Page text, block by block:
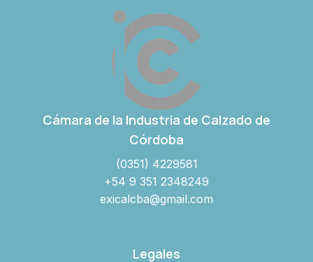
Cámara de la Industria de Calzado de
Córdoba
(0351) 4229581
+54 9 351 2348249
exicalcba@gmail.com
Legales